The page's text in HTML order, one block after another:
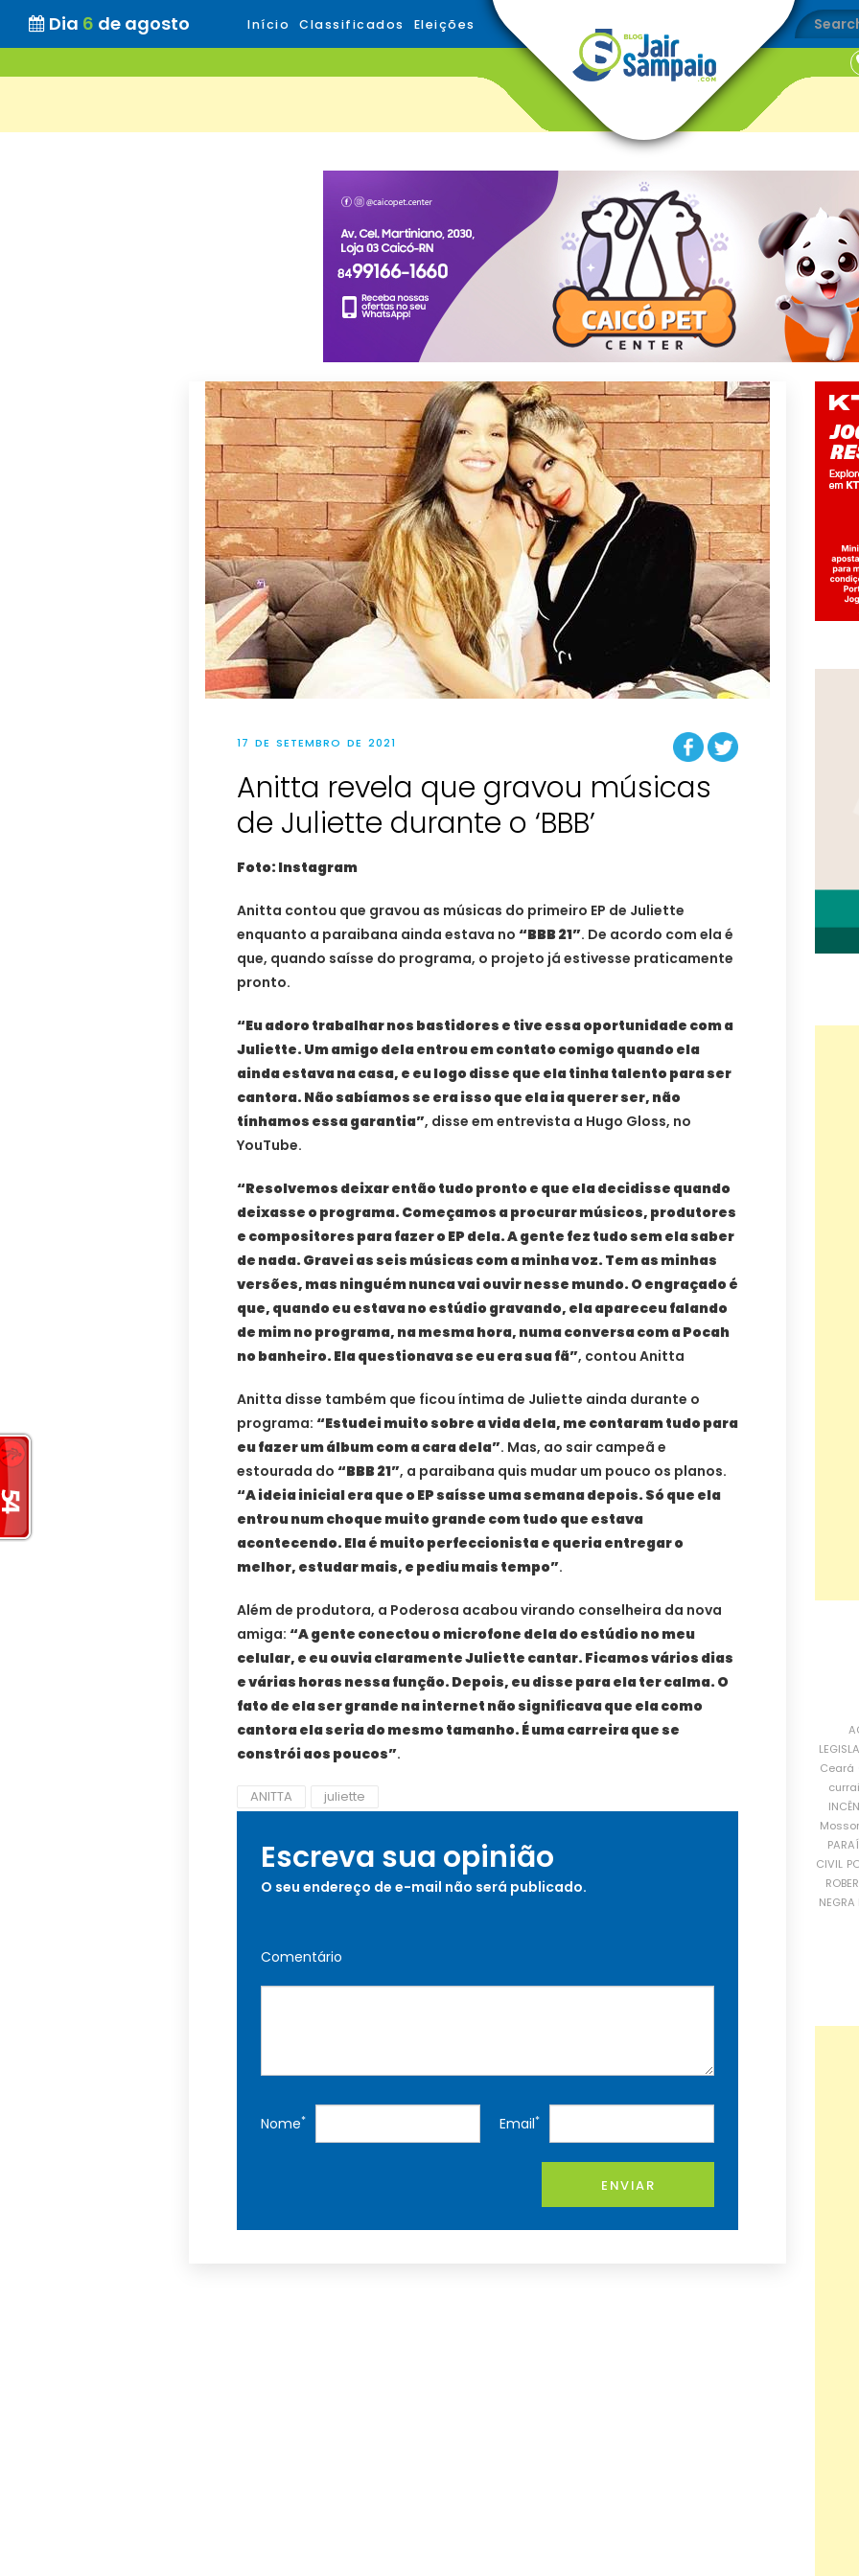
Dia 6 de agosto Início Classificados Eleições
17 DE SETEMBRO DE 2021
Anitta revela que gravou músicas
de Juliette durante o ‘BBB’
Foto: Instagram
Anitta contou que gravou as músicas do primeiro EP de Juliette
enquanto a paraibana ainda estava no “BBB 21”. De acordo com ela é
que, quando saísse do programa, o projeto já estivesse praticamente
pronto.
“Eu adoro trabalhar nos bastidores e tive essa oportunidade com a
Juliette. Um amigo dela entrou em contato comigo quando ela
ainda estava na casa, e eu logo disse que ela tinha talento para ser
cantora. Não sabíamos se era isso que ela ia querer ser, não
tínhamos essa garantia”, disse em entrevista a Hugo Gloss, no
YouTube.
“Resolvemos deixar então tudo pronto e que ela decidisse quando
deixasse o programa. Começamos a procurar músicos, produtores
e compositores para fazer o EP dela. A gente fez tudo sem ela saber
de nada. Gravei as seis músicas com a minha voz. Tem as minhas
versões, mas ninguém nunca vai ouvir nesse mundo. O engraçado é
que, quando eu estava no estúdio gravando, ela apareceu falando
de mim no programa, na mesma hora, numa conversa com a Pocah
no banheiro. Ela questionava se eu era sua fã”, contou Anitta
Anitta disse também que ficou íntima de Juliette ainda durante o
programa: “Estudei muito sobre a vida dela, me contaram tudo para
eu fazer um álbum com a cara dela”. Mas, ao sair campeã e
estourada do “BBB 21”, a paraibana quis mudar um pouco os planos.
“A ideia inicial era que o EP saísse uma semana depois. Só que ela
entrou num choque muito grande com tudo que estava
acontecendo. Ela é muito perfeccionista e queria entregar o
melhor, estudar mais, e pediu mais tempo”.
Além de produtora, a Poderosa acabou virando conselheira da nova
amiga: “A gente conectou o microfone dela do estúdio no meu
celular, e eu ouvia claramente Juliette cantar. Ficamos vários dias
e várias horas nessa função. Depois, eu disse para ela ter calma. O
fato de ela ser grande na internet não significava que ela como
cantora ela seria do mesmo tamanho. É uma carreira que se
constrói aos poucos”.
ANITTA juliette
Escreva sua opinião
O seu endereço de e-mail não será publicado.
Comentário
Nome* Email*
ENVIAR
Ceará
CIVIL
NEGRA